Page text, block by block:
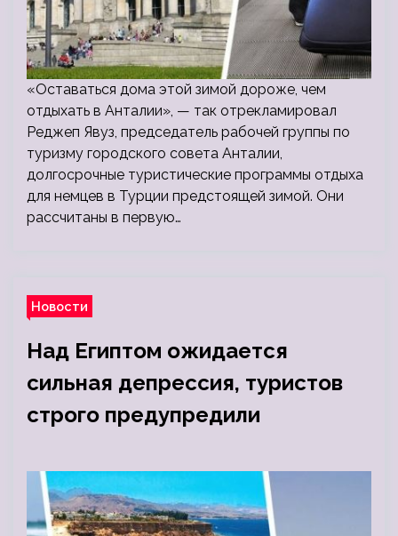
«Оставаться дома этой зимой дороже, чем
отдыхать в Анталии», — так отрекламировал
Реджеп Явуз, председатель рабочей группы по
туризму городского совета Анталии,
долгосрочные туристические программы отдыха
для немцев в Турции предстоящей зимой. Они
рассчитаны в первую…
Новости
Над Египтом ожидается
сильная депрессия, туристов
строго предупредили